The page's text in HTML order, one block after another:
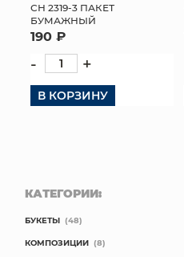
СН 2319-3 ПАКЕТ
БУМАЖНЫЙ
190 ₽
- +
В КОРЗИНУ
КАТЕГОРИИ:
БУКЕТЫ (48)
КОМПОЗИЦИИ (8)